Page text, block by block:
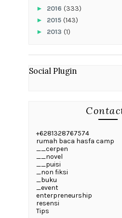
► 2016 (333)
► 2015 (143)
► 2013 (1)
Social Plugin
+6281328767574
rumah baca hasfa camp
__cerpen
__novel
__puisi
_non fiksi
_buku
_event
enterpreneurship
resensi
Tips